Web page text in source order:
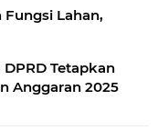
Fungsi Lahan,
Tetapkan
Anggaran 2025